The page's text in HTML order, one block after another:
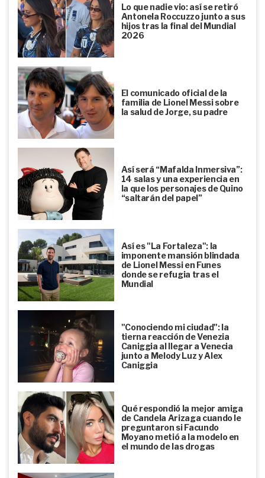
Lo que nadie vio: así se retiró
Antonela Roccuzzo junto a sus
hijos tras la final del Mundial
2026
El comunicado oficial de la
familia de Lionel Messi sobre
la salud de Jorge, su padre
Así será “Mafalda Inmersiva”:
14 salas y una experiencia en
la que los personajes de Quino
“saltarán del papel”
Así es "La Fortaleza": la
imponente mansión blindada
de Lionel Messi en Funes
donde se refugia tras el
Mundial
"Conociendo mi ciudad": la
tierna reacción de Venezia
Caniggia al llegar a Venecia
junto a Melody Luz y Alex
Caniggia
Qué respondió la mejor amiga
de Candela Arizaga cuando le
preguntaron si Facundo
Moyano metió a la modelo en
el mundo de las drogas